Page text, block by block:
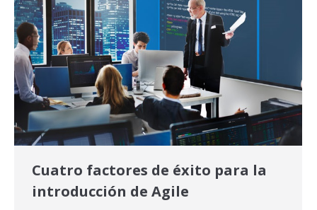
Cuatro factores de éxito para la
introducción de Agile